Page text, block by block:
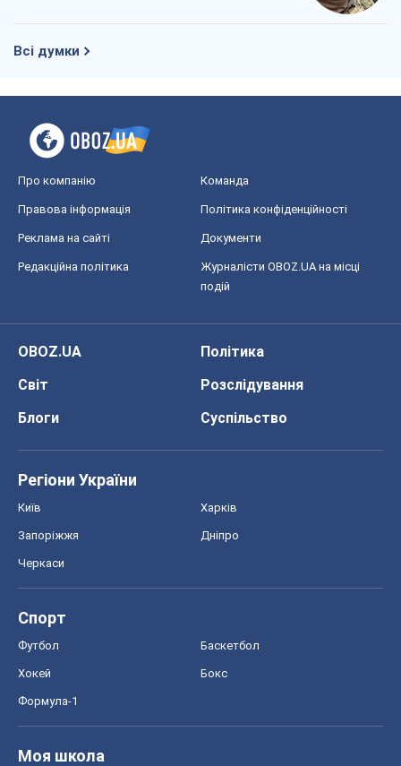
Всі думки
Про компанію Команда
Правова інформація Політика конфіденційності
Реклама на сайті Документи
Редакційна політика
Журналісти OBOZ.UA на місці
подій
OBOZ.UA
Політика
Світ
Розслідування
Блоги
Суспільство
Регіони України
Київ Харків
Запоріжжя Дніпро
Черкаси
Спорт
Футбол Баскетбол
Хокей Бокс
Формула-1
Моя школа